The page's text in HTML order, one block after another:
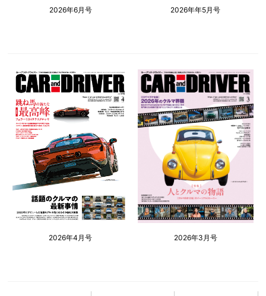
2026年6月号 2026年年5月号
2026年4月号 2026年3月号